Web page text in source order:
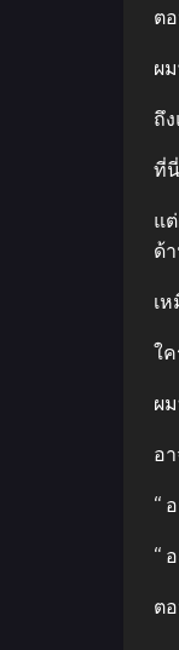
ต
ผ
ถึ
ที่
แ
ด้
เ
ใ
ผ
อ
“
“
ต